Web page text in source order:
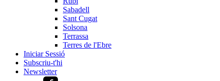
Sabadell
Sant Cugat
Solsona
Terrassa
Terres de l'Ebre
Iniciar Sessió
Subscriu-t'hi
Newsletter